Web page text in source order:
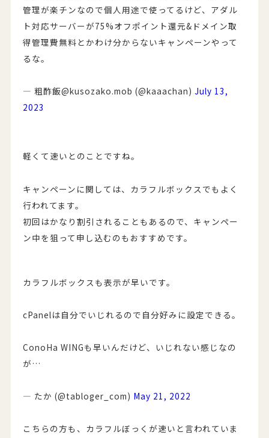
管理が楽チンなので個人用途で使ってるけど、アダル
ト対応サーバーが75%オフポイント還元&ドメイン取
得管理費無料とかわけ分からないキャンペーンやって
るな。
— 粗酢飯@kusozako.mob (@kaaachan)July 13,
2023
軽くて速いとのことですね。
キャンペーンに関しては、カラフルボックスでもよく
行われてます。
初回はかなり割引されることもあるので、キャンペー
ン中を狙って申し込むのもおすすめです。
カラフルボックスも表示が早いです。
cPanelは自分でいじれるので自分好みに設定できる。
ConoHa WINGも早いんだけど、いじれない感じなの
が…
— たか (@tabloger_com) May 21, 2022
こちらの方も、カラフルぼっくが速いと言われていま